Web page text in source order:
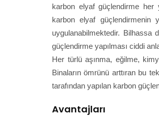
karbon elyaf güçlendirme her
karbon elyaf güçlendirmenin
uygulanabilmektedir. Bilhassa
güçlendirme yapılması ciddi
Her türlü aşınma, eğilme,
Binaların ömrünü arttıran bu
tarafından yapılan karbon
Avantajları